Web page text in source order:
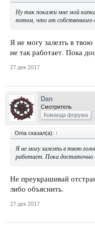
Ну так покажи мне мой
потом, что от собственного
Я не могу залезть в
не так работает. Пока
27 дек 2017
Dan
Смотритель
Команда форума
Oma сказал(а): ↑
Я не могу залезть в твою
работает. Пока достаточно
Не преукрашивай
либо объяснить.
27 дек 2017